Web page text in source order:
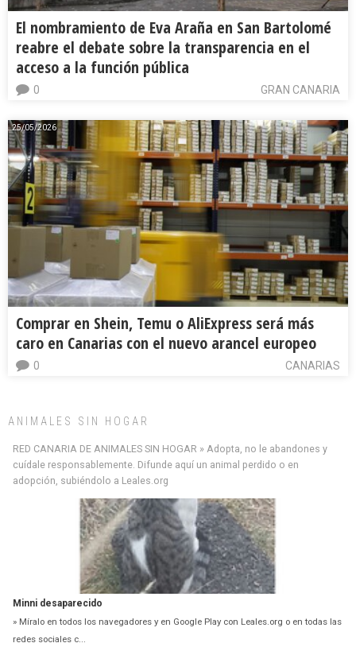
El nombramiento de Eva Araña en San Bartolomé
reabre el debate sobre la transparencia en el
acceso a la función pública
GRAN CANARIA
0
25/05/2026
Comprar en Shein, Temu o AliExpress será más
caro en Canarias con el nuevo arancel europeo
CANARIAS
0
ANIMALES SIN HOGAR
RED CANARIA DE ANIMALES SIN HOGAR » Adopta, no le abandones y
cuídale responsablemente. Difunde aquí un animal perdido o en
adopción, subiéndolo a Leales.org
Minni desaparecido
» Míralo en todos los navegadores y en Google Play con Leales.org o en todas las
Leales.org » Gran Canaria
9.7.2025